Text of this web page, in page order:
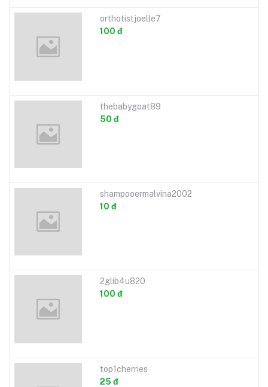
orthotistjoelle7
100 đ
thebabygoat89
50 đ
shampooermalvina2002
10 đ
2glib4u820
100 đ
top1cherries
25 đ